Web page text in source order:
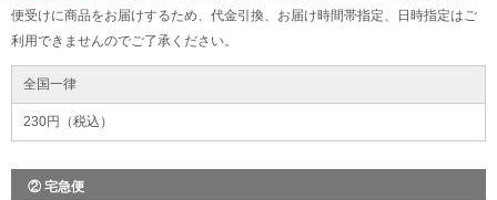
便受けに商品をお届けするため、代金引換、お届け時間帯指定、日時指定はご
利用できませんのでご了承ください。
全国一律
230円（税込）
② 宅急便